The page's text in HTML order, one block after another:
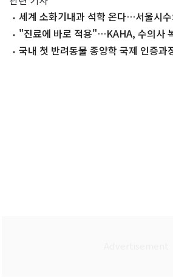
세계 소화기내과 석학 온다…서울시
2026' 모집
"진료에 바로 적용"…KAHA, 수의사
스 개최
국내 첫 반려동물 종양학 국제 인증